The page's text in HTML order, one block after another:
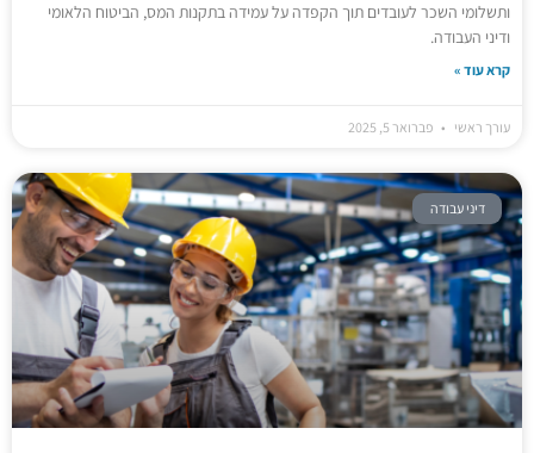
ותשלומי השכר לעובדים תוך הקפדה על עמידה בתקנות המס, הביטוח הלאומי
ודיני העבודה.
קרא עוד »
עורך ראשי פברואר 5, 2025
דיני עבודה